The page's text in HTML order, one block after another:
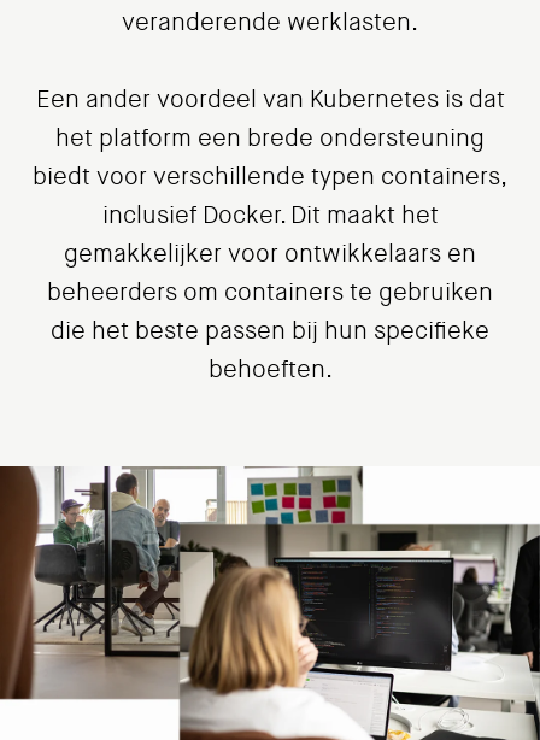
veranderende werklasten.
Een ander voordeel van Kubernetes is dat
het platform een brede ondersteuning
biedt voor verschillende typen containers,
inclusief Docker. Dit maakt het
gemakkelijker voor ontwikkelaars en
beheerders om containers te gebruiken
die het beste passen bij hun specifieke
behoeften.